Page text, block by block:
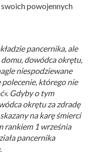
powojennych
pancernika, ale
dowódca okrętu,
niespodziewane
polecenie, którego nie
Gdyby o tym
okrętu za zdradę
na karę śmierci
rankiem 1 września
pancernika